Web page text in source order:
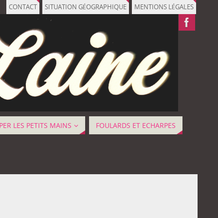
CONTACT SITUATION GÉOGRAPHIQUE MENTIONS LÉGALES
LES PETITS MAINS FOULARDS ET ECHARPES